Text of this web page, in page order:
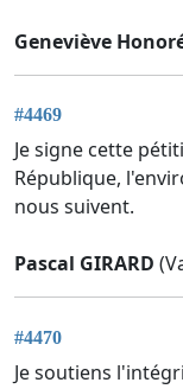
Geneviève
#4469
Je signe cette
République,
nous suivent.
Pascal GIRARD
#4470
Je soutiens